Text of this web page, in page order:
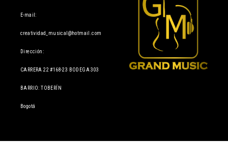
E-mail:
creatividad_musical@hotmail.com
Dirección:
CARRERA 22 #168-23 BODEGA 303
BARRIO: TOBERÍN
Bogotá